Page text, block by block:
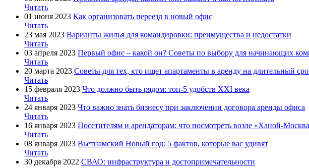
Читать
01 июня 2023 Как организовать переезд в новый офис
Читать
23 мая 2023 Варианты жилья для командировки: преимущества и недостатки
Читать
03 апреля 2023 Первый офис – какой он? Советы по выбору для начинающих
Читать
20 марта 2023 Советы для тех, кто ищет апартаменты в аренду на длительный
Читать
15 февраля 2023 Что должно быть рядом: топ-5 удобств XXI века
Читать
24 января 2023 Что важно знать бизнесу при заключении договора аренды офиса
Читать
16 января 2023 Посетителям и арендаторам: что посмотреть возле «Ханой-
Читать
08 января 2023 Вьетнамский Новый год: 5 фактов, которые вас удивят
Читать
30 декабря 2022 СВАО: инфраструктура и достопримечательности